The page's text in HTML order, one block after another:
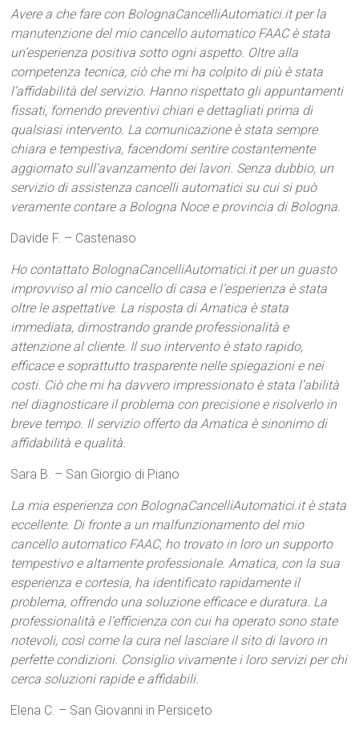
Avere a che fare con BolognaCancelliAutomatici.it per la
manutenzione del mio cancello automatico FAAC è stata
un’esperienza positiva sotto ogni aspetto. Oltre alla
competenza tecnica, ciò che mi ha colpito di più è stata
l’affidabilità del servizio. Hanno rispettato gli appuntamenti
fissati, fornendo preventivi chiari e dettagliati prima di
qualsiasi intervento. La comunicazione è stata sempre
chiara e tempestiva, facendomi sentire costantemente
aggiornato sull’avanzamento dei lavori. Senza dubbio, un
servizio di assistenza cancelli automatici su cui si può
veramente contare a Bologna Noce e provincia di Bologna.
Davide F. – Castenaso
Ho contattato BolognaCancelliAutomatici.it per un guasto
improvviso al mio cancello di casa e l’esperienza è stata
oltre le aspettative. La risposta di Amatica è stata
immediata, dimostrando grande professionalità e
attenzione al cliente. Il suo intervento è stato rapido,
efficace e soprattutto trasparente nelle spiegazioni e nei
costi. Ciò che mi ha davvero impressionato è stata l’abilità
nel diagnosticare il problema con precisione e risolverlo in
breve tempo. Il servizio offerto da Amatica è sinonimo di
affidabilità e qualità.
Sara B. – San Giorgio di Piano
La mia esperienza con BolognaCancelliAutomatici.it è stata
eccellente. Di fronte a un malfunzionamento del mio
cancello automatico FAAC, ho trovato in loro un supporto
tempestivo e altamente professionale. Amatica, con la sua
esperienza e cortesia, ha identificato rapidamente il
problema, offrendo una soluzione efficace e duratura. La
professionalità e l’efficienza con cui ha operato sono state
notevoli, così come la cura nel lasciare il sito di lavoro in
perfette condizioni. Consiglio vivamente i loro servizi per chi
cerca soluzioni rapide e affidabili.
Elena C. – San Giovanni in Persiceto